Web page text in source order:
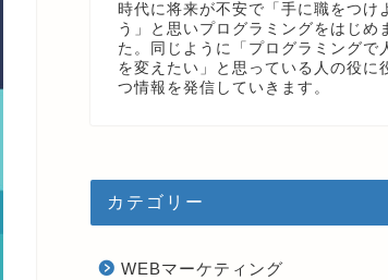
時代に将来が不安で「手に職をつけ
う」と思いプログラミングをはじめ
た。同じように「プログラミングで
を変えたい」と思っている人の役に
つ情報を発信していきます。
カテゴリー
WEBマーケティング